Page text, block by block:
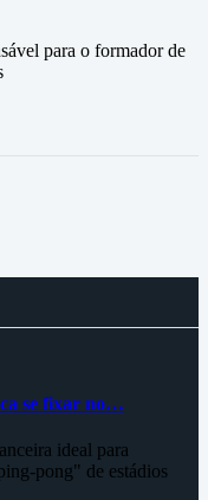
para o formador de
se fixar no…
ideal para
pong" de estádios